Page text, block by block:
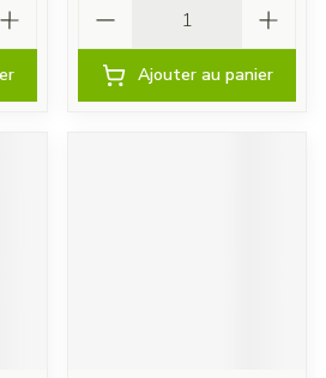
Ajouter au panier